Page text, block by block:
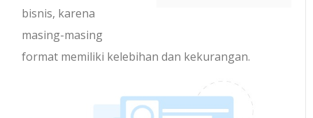
bisnis, karena
masing-masing
format memiliki kelebihan dan kekurangan.